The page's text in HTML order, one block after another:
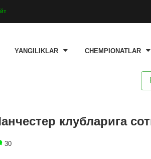
YANGILIKLAR CHEMPIONATLAR
клубларига
30